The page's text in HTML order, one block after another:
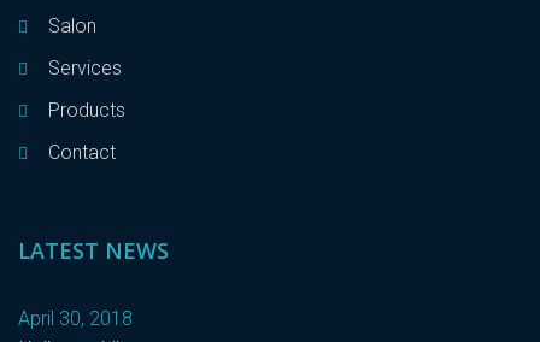
Salon
Services
Products
Contact
LATEST NEWS
April 30, 2018